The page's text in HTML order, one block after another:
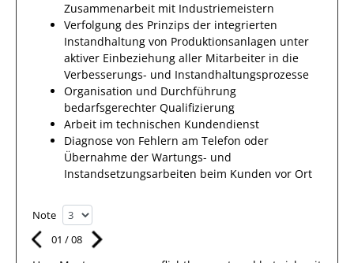
Zusammenarbeit mit Industriemeistern
Verfolgung des Prinzips der integrierten
Instandhaltung von Produktionsanlagen unter
aktiver Einbeziehung aller Mitarbeiter in die
Verbesserungs- und Instandhaltungsprozesse
Organisation und Durchführung
bedarfsgerechter Qualifizierung
Arbeit im technischen Kundendienst
Diagnose von Fehlern am Telefon oder
Übernahme der Wartungs- und
Instandsetzungsarbeiten beim Kunden vor Ort
Note
01 /08